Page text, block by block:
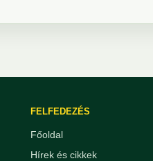
FELFEDEZÉS
Főoldal
Hírek és cikkek